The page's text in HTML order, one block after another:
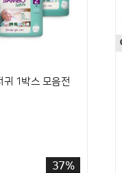
귀 1박스 모음전
37%